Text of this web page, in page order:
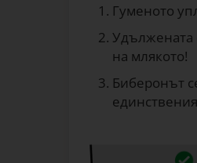
Гуменото
Удължената
на млякото!
Биберонът